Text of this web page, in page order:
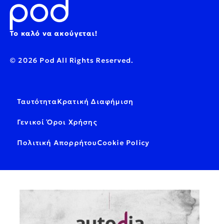
Το καλό να ακούγεται!
© 2026 Pod All Rights Reserved.
ΤαυτότηταΚρατική Διαφήμιση
Γενικοί Όροι Χρήσης
Πολιτική ΑπορρήτουCookie Policy